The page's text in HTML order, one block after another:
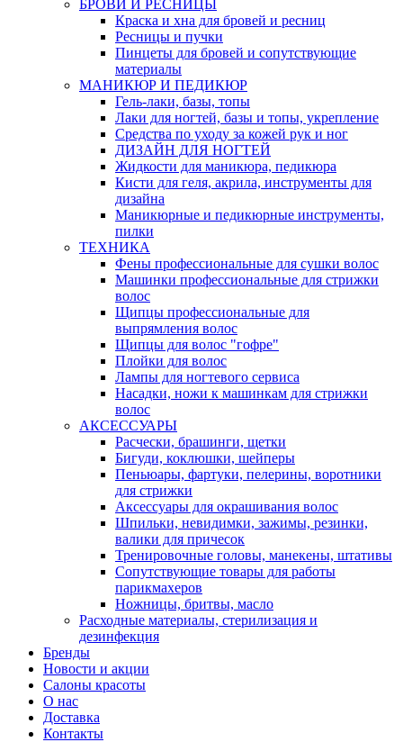
БРОВИ И РЕСНИЦЫ
Краска и хна для бровей и ресниц
Ресницы и пучки
Пинцеты для бровей и сопутствующие
материалы
МАНИКЮР И ПЕДИКЮР
Гель-лаки, базы, топы
Лаки для ногтей, базы и топы, укрепление
Средства по уходу за кожей рук и ног
ДИЗАЙН ДЛЯ НОГТЕЙ
Жидкости для маникюра, педикюра
Кисти для геля, акрила, инструменты для
дизайна
Маникюрные и педикюрные инструменты,
пилки
ТЕХНИКА
Фены профессиональные для сушки волос
Машинки профессиональные для стрижки
волос
Щипцы профессиональные для
выпрямления волос
Щипцы для волос "гофре"
Плойки для волос
Лампы для ногтевого сервиса
Насадки, ножи к машинкам для стрижки
волос
АКСЕССУАРЫ
Расчески, брашинги, щетки
Бигуди, коклюшки, шейперы
Пеньюары, фартуки, пелерины, воротники
для стрижки
Аксессуары для окрашивания волос
Шпильки, невидимки, зажимы, резинки,
валики для причесок
Тренировочные головы, манекены, штативы
Сопутствующие товары для работы
парикмахеров
Ножницы, бритвы, масло
Расходные материалы, стерилизация и
дезинфекция
Бренды
Новости и акции
Салоны красоты
О нас
Доставка
Контакты